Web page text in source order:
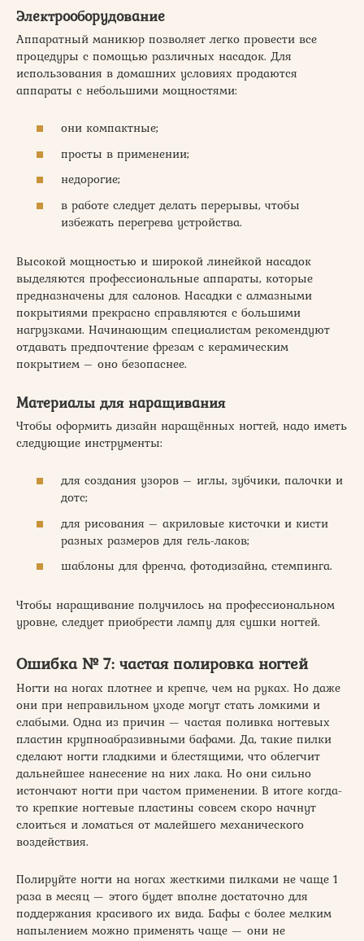
Электрооборудование
Аппаратный маникюр позволяет легко провести все
процедуры с помощью различных насадок. Для
использования в домашних условиях продаются
аппараты с небольшими мощностями:
они компактные;
просты в применении;
недорогие;
в работе следует делать перерывы, чтобы
избежать перегрева устройства.
Высокой мощностью и широкой линейкой насадок
выделяются профессиональные аппараты, которые
предназначены для салонов. Насадки с алмазными
покрытиями прекрасно справляются с большими
нагрузками. Начинающим специалистам рекомендуют
отдавать предпочтение фрезам с керамическим
покрытием – оно безопаснее.
Материалы для наращивания
Чтобы оформить дизайн наращённых ногтей, надо иметь
следующие инструменты:
для создания узоров – иглы, зубчики, палочки и
дотс;
для рисования – акриловые кисточки и кисти
разных размеров для гель-лаков;
шаблоны для френча, фотодизайна, стемпинга.
Чтобы наращивание получилось на профессиональном
уровне, следует приобрести лампу для сушки ногтей.
Ошибка № 7: частая полировка ногтей
Ногти на ногах плотнее и крепче, чем на руках. Но даже
они при неправильном уходе могут стать ломкими и
слабыми. Одна из причин — частая поливка ногтевых
пластин крупноабразивными бафами. Да, такие пилки
сделают ногти гладкими и блестящими, что облегчит
дальнейшее нанесение на них лака. Но они сильно
истончают ногти при частом применении. В итоге когда-
то крепкие ногтевые пластины совсем скоро начнут
слоиться и ломаться от малейшего механического
воздействия.
Полируйте ногти на ногах жесткими пилками не чаще 1
раза в месяц — этого будет вполне достаточно для
поддержания красивого их вида. Бафы с более мелким
напылением можно применять чаще — они не